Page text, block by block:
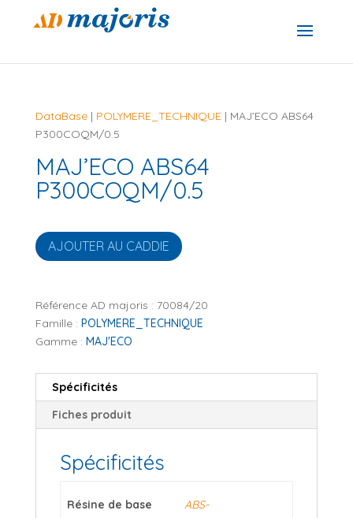
DataBase| POLYMERE_TECHNIQUE | MAJ’ECO ABS64
P300COQM/0.5
MAJ’ECO ABS64
P300COQM/0.5
AJOUTER AU CADDIE
Référence AD majoris : 70084/20
Famille : POLYMERE_TECHNIQUE
Gamme : MAJ'ECO
Spécificités
Fiches produit
Spécificités
Résine de base ABS-